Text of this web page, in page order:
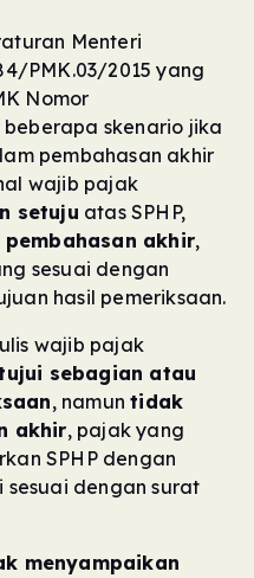
Menteri
PMK.03/2015 yang
Nomor
skenario jika
pembahasan akhir
wajib pajak
setuju atas SPHP,
akhir,
sesuai dengan
hasil pemeriksaan.
wajib pajak
sebagian atau
, namuntidak
akhir, pajak yang
SPHP dengan
dengan surat
menyampaikan